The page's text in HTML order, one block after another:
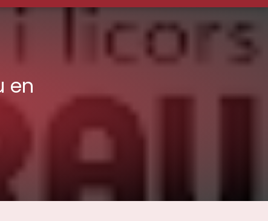
en